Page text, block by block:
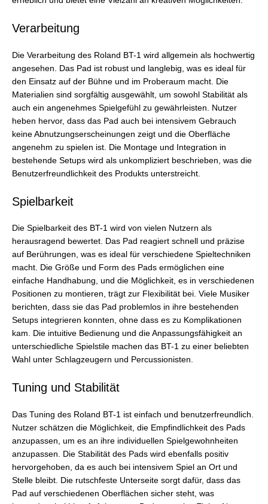
Verarbeitung
Die Verarbeitung des Roland BT-1 wird allgemein als hochwertig
angesehen. Das Pad ist robust und langlebig, was es ideal für
den Einsatz auf der Bühne und im Proberaum macht. Die
Materialien sind sorgfältig ausgewählt, um sowohl Stabilität als
auch ein angenehmes Spielgefühl zu gewährleisten. Nutzer
heben hervor, dass das Pad auch bei intensivem Gebrauch
keine Abnutzungserscheinungen zeigt und die Oberfläche
angenehm zu spielen ist. Die Montage und Integration in
bestehende Setups wird als unkompliziert beschrieben, was die
Benutzerfreundlichkeit des Produkts unterstreicht.
Spielbarkeit
Die Spielbarkeit des BT-1 wird von vielen Nutzern als
herausragend bewertet. Das Pad reagiert schnell und präzise
auf Berührungen, was es ideal für verschiedene Spieltechniken
macht. Die Größe und Form des Pads ermöglichen eine
einfache Handhabung, und die Möglichkeit, es in verschiedenen
Positionen zu montieren, trägt zur Flexibilität bei. Viele Musiker
berichten, dass sie das Pad problemlos in ihre bestehenden
Setups integrieren konnten, ohne dass es zu Komplikationen
kam. Die intuitive Bedienung und die Anpassungsfähigkeit an
unterschiedliche Spielstile machen das BT-1 zu einer beliebten
Wahl unter Schlagzeugern und Percussionisten.
Tuning und Stabilität
Das Tuning des Roland BT-1 ist einfach und benutzerfreundlich.
Nutzer schätzen die Möglichkeit, die Empfindlichkeit des Pads
anzupassen, um es an ihre individuellen Spielgewohnheiten
anzupassen. Die Stabilität des Pads wird ebenfalls positiv
hervorgehoben, da es auch bei intensivem Spiel an Ort und
Stelle bleibt. Die rutschfeste Unterseite sorgt dafür, dass das
Pad auf verschiedenen Oberflächen sicher steht, was